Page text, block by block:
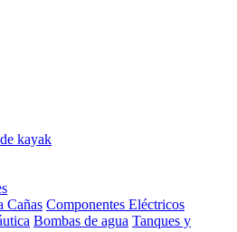
kayak
Cañas Componentes Eléctricos
Bombas de agua Tanques y